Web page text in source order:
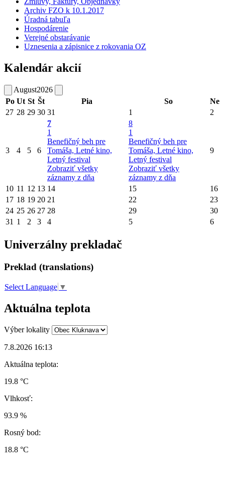
Archiv FZO k 10.1.2017
Úradná tabuľa
Hospodárenie
Verejné obstarávanie
Uznesenia a zápisnice z rokovania OZ
Kalendár akcií
August2026
Po Ut St Št Pia So
Ne
27 28 29 30 31 1 2
3 4 5 6
7
1
Benefičný beh pre
Tomáša, Letné kino,
Letný festival
Zobraziť všetky
záznamy z dňa
8
1
Benefičný beh pre
Tomáša, Letné kino,
Letný festival
Zobraziť všetky
záznamy z dňa
9
10 11 12 13 14 15
16
17 18 19 20 21 22
23
24 25 26 27 28 29
30
31 1 2 3 4 5 6
Univerzálny prekladač
Preklad (translations)
Select Language ▼
Aktuálna teplota
Výber lokality
7.8.2026 16:13
Aktuálna teplota:
19.8 °C
Vlhkosť:
93.9 %
Rosný bod:
18.8 °C